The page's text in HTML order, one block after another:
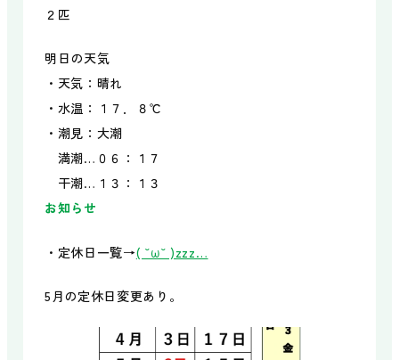
２匹
明日の天気
・天気：晴れ
・水温：１７．８℃
・潮見：大潮
満潮…０６：１７
干潮…１３：１３
お知らせ
・定休日一覧→( ˘ω˘ )zzz…
5月の定休日変更あり。